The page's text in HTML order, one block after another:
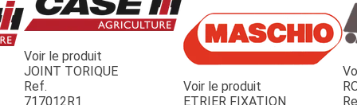
JOUET
Voir le produit
JOINT TORIQUE
Ref.
717012R1
Voir le produit
ETRIER FIXATION